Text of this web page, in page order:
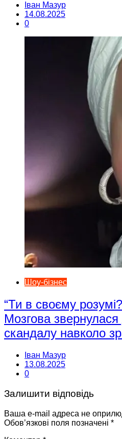
Іван Мазур
14.08.2025
0
Шоу-бізнес
“Ти в своєму
Мозгова
скандалу навколо
Іван Мазур
13.08.2025
0
Залишити відповідь
Ваша e-mail адреса не
Обов’язкові поля позначені *